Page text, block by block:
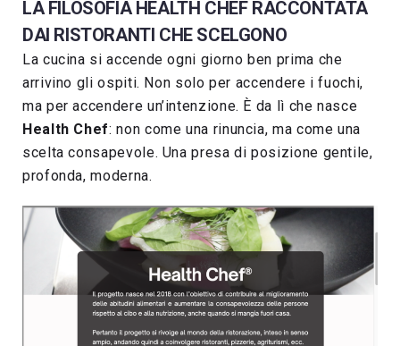
LA FILOSOFIA HEALTH CHEF RACCONTATA
DAI RISTORANTI CHE SCELGONO
La cucina si accende ogni giorno ben prima che
arrivino gli ospiti. Non solo per accendere i fuochi,
ma per accendere un’intenzione. È da lì che nasce
Health Chef: non come una rinuncia, ma come una
scelta consapevole. Una presa di posizione gentile,
profonda, moderna.